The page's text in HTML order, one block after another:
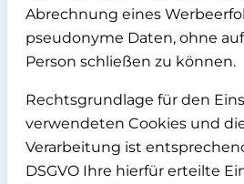
Abrechnung eines
pseudonyme Daten, ohne
Person schließen zu können.
Rechtsgrundlage für den
verwendeten Cookies und
Verarbeitung ist
DSGVO Ihre hierfür erteilte